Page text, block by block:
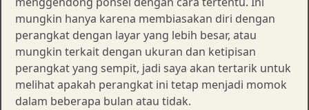
mungkin hanya karena membiasakan diri dengan
perangkat dengan layar yang lebih besar, atau
mungkin terkait dengan ukuran dan ketipisan
perangkat yang sempit, jadi saya akan tertarik untuk
melihat apakah perangkat ini tetap menjadi momok
dalam beberapa bulan atau tidak.